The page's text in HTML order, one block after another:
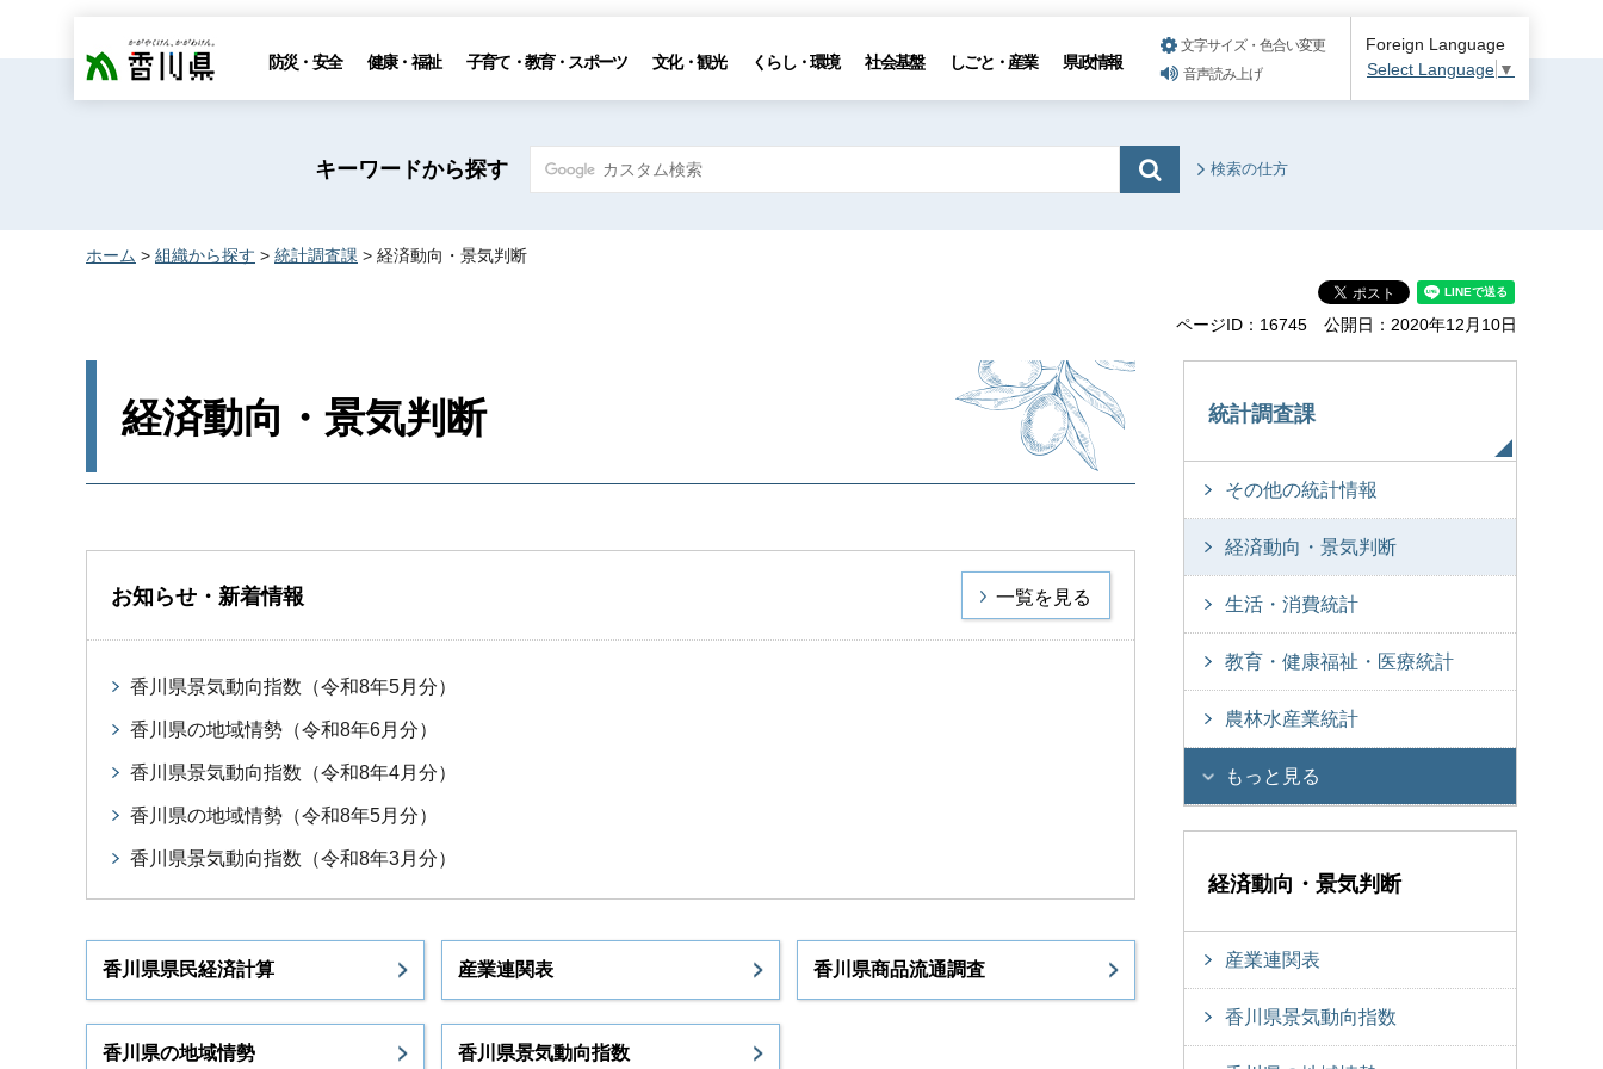
香川県 防災・安全 健康・福祉 子育て・教育・スポーツ 文化・観光 くらし・環境 社会基盤 しごと・産業 県政情報
文字サイズ・色合い変更
音声読み上げ
Foreign Language
Select Language ▼
キーワードから探す 検索の仕方
ホーム > 組織から探す > 統計調査課 > 経済動向・景気判断
ページID：16745 公開日：2020年12月10日
経済動向・景気判断
お知らせ・新着情報 一覧を見る
香川県景気動向指数（令和8年5月分）
香川県の地域情勢（令和8年6月分）
香川県景気動向指数（令和8年4月分）
香川県の地域情勢（令和8年5月分）
香川県景気動向指数（令和8年3月分）
香川県県民経済計算 産業連関表 香川県商品流通調査
香川県の地域情勢 香川県景気動向指数
統計調査課
その他の統計情報
経済動向・景気判断
生活・消費統計
教育・健康福祉・医療統計
農林水産業統計
もっと見る
経済動向・景気判断
産業連関表
香川県景気動向指数